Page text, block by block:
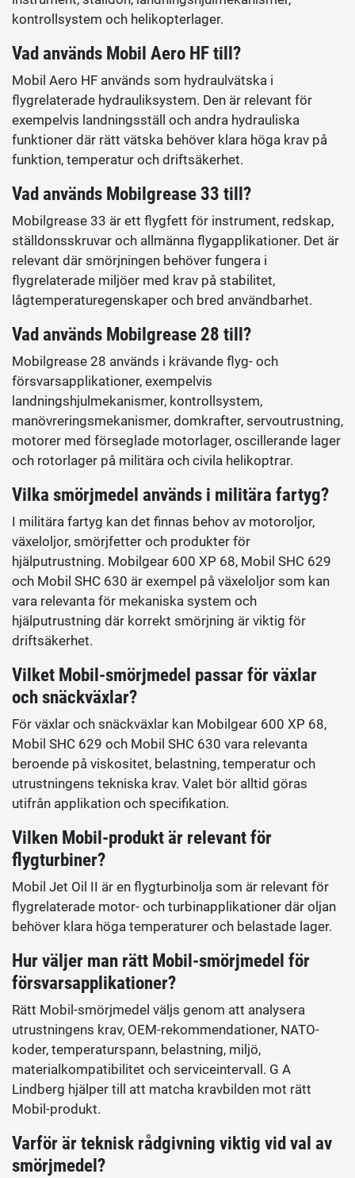
kontrollsystem och helikopterlager.
Vad används Mobil Aero HF till?
Mobil Aero HF används som hydraulvätska i
flygrelaterade hydrauliksystem. Den är relevant för
exempelvis landningsställ och andra hydrauliska
funktioner där rätt vätska behöver klara höga krav på
funktion, temperatur och driftsäkerhet.
Vad används Mobilgrease 33 till?
Mobilgrease 33 är ett flygfett för instrument, redskap,
ställdonsskruvar och allmänna flygapplikationer. Det är
relevant där smörjningen behöver fungera i
flygrelaterade miljöer med krav på stabilitet,
lågtemperaturegenskaper och bred användbarhet.
Vad används Mobilgrease 28 till?
Mobilgrease 28 används i krävande flyg- och
försvarsapplikationer, exempelvis
landningshjulmekanismer, kontrollsystem,
manövreringsmekanismer, domkrafter, servoutrustning,
motorer med förseglade motorlager, oscillerande lager
och rotorlager på militära och civila helikoptrar.
Vilka smörjmedel används i militära fartyg?
I militära fartyg kan det finnas behov av motoroljor,
växeloljor, smörjfetter och produkter för
hjälputrustning. Mobilgear 600 XP 68, Mobil SHC 629
och Mobil SHC 630 är exempel på växeloljor som kan
vara relevanta för mekaniska system och
hjälputrustning där korrekt smörjning är viktig för
driftsäkerhet.
Vilket Mobil-smörjmedel passar för växlar
och snäckväxlar?
För växlar och snäckväxlar kan Mobilgear 600 XP 68,
Mobil SHC 629 och Mobil SHC 630 vara relevanta
beroende på viskositet, belastning, temperatur och
utrustningens tekniska krav. Valet bör alltid göras
utifrån applikation och specifikation.
Vilken Mobil-produkt är relevant för
flygturbiner?
Mobil Jet Oil II är en flygturbinolja som är relevant för
flygrelaterade motor- och turbinapplikationer där oljan
behöver klara höga temperaturer och belastade lager.
Hur väljer man rätt Mobil-smörjmedel för
försvarsapplikationer?
Rätt Mobil-smörjmedel väljs genom att analysera
utrustningens krav, OEM-rekommendationer, NATO-
koder, temperaturspann, belastning, miljö,
materialkompatibilitet och serviceintervall. G A
Lindberg hjälper till att matcha kravbilden mot rätt
Mobil-produkt.
Varför är teknisk rådgivning viktig vid val av
smörjmedel?